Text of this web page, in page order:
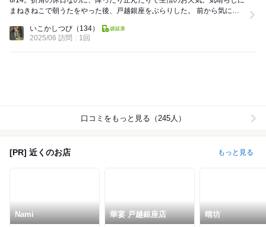
まねきねこで朝うたをやった後、戸越銀座をぶらりした。 前から気にな
いこかしつび （134）
2025/06 訪問
1回
口コミをもっと見る（245人）
[PR] 近くのお店 もっと見る
Nami 華宴 戸越銀座店 晴坊